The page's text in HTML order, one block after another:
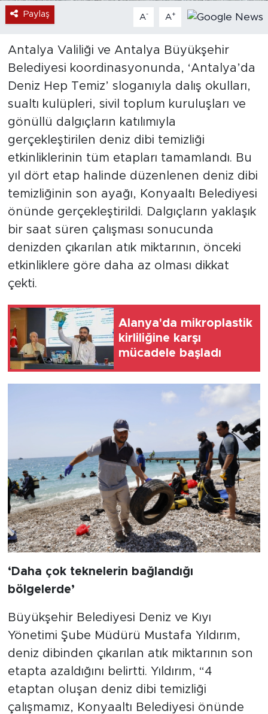
Paylaş A- A+
Antalya Valiliği ve Antalya Büyükşehir
Belediyesi koordinasyonunda, ‘Antalya’da
Deniz Hep Temiz’ sloganıyla dalış okulları,
sualtı kulüpleri, sivil toplum kuruluşları ve
gönüllü dalgıçların katılımıyla
gerçekleştirilen deniz dibi temizliği
etkinliklerinin tüm etapları tamamlandı. Bu
yıl dört etap halinde düzenlenen deniz dibi
temizliğinin son ayağı, Konyaaltı Belediyesi
önünde gerçekleştirildi. Dalgıçların yaklaşık
bir saat süren çalışması sonucunda
denizden çıkarılan atık miktarının, önceki
etkinliklere göre daha az olması dikkat
çekti.
Alanya'da mikroplastik
kirliliğine karşı
mücadele başladı
‘Daha çok teknelerin bağlandığı
bölgelerde’
Büyükşehir Belediyesi Deniz ve Kıyı
Yönetimi Şube Müdürü Mustafa Yıldırım,
deniz dibinden çıkarılan atık miktarının son
etapta azaldığını belirtti. Yıldırım, “4
etaptan oluşan deniz dibi temizliği
çalışmamız, Konyaaltı Belediyesi önünde